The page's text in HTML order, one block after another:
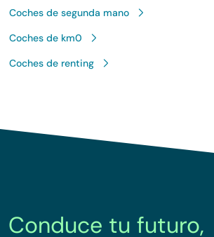
Coches de segunda mano
Coches de km0
Coches de renting
Conduce tu futuro,